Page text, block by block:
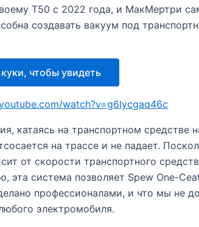
T50 с 2022 года, и МакМертри
создавать вакуум под
чтобы увидеть
watch?v=g6lycgaq46c
катаясь на транспортном
на трассе и не падает.
от скорости транспортного
эта система позволяет Spew One-
профессионалами, и что мы не
электромобиля.